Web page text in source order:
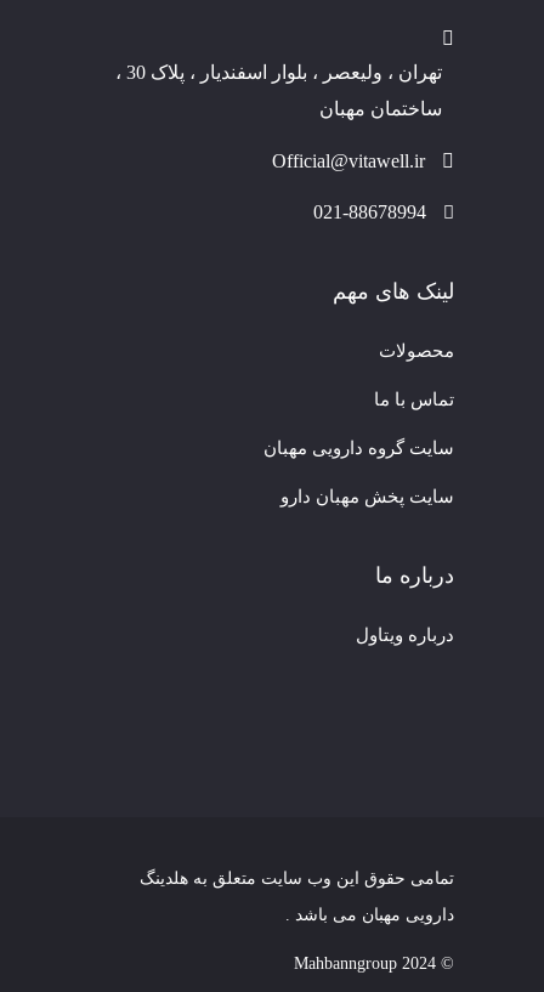
تهران ، ولیعصر ، بلوار اسفندیار ، پلاک 30 ،
ساختمان مهبان
Official@vitawell.ir
021-88678994
لینک های مهم
محصولات
تماس با ما
سایت گروه دارویی مهبان
سایت پخش مهبان دارو
درباره ما
درباره ویتاول
تمامی حقوق این وب سایت متعلق به هلدینگ
دارویی مهبان می باشد .
© 2024
Mahbanngroup